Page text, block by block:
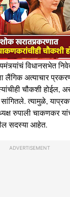
विधानसभेत
लैंगिक अत्याचार
चौकशी होईल,
त्यामुळे,
रुपाली चाकणकर
सदस्या आहेत.
ADVERTISEMENT